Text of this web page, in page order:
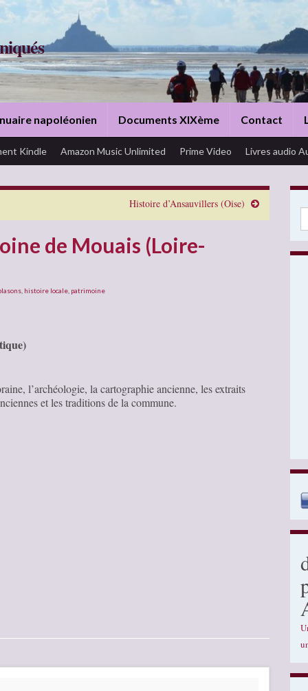
napoléonien Documents XIXème Contact
Kindle Amazon Music Unlimited Prime Video Livres audio
Histoire d’Ansauvillers (Oise)
de Mouais (Loire-
histoire locale patrimoine
l’archéologie, la cartographie ancienne, les extraits
et les traditions de la commune.